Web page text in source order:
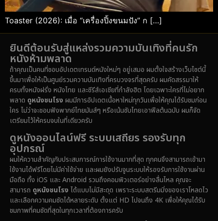
Toaster (2026): เมื่อ “เครื่องปิ้งขนมปัง” ก […]
ยินดีต้อนรับสู่แหล่งรวมความบันเทิงที่คนรัก
หนังห้ามพลาด
ถ้าคุณเป็นคนที่ชอบอัปเดตเทรนด์หนังใหม่ๆ อยู่เสมอ ผมตั้งใจสร้างเว็บไซต์นี้
ขึ้นมาเพื่อให้เป็นศูนย์รวมความบันเทิงที่ครบวงจรที่สุดครับ ผมคัดสรรมาให้
ครบทั้งหนังฝรั่ง หนังไทย และซีรีส์เอเชียที่กำลังฮิต โดยเฉพาะใครที่ไม่อยาก
พลาด ดูหนังชนโรง ผมมีการอัปเดตเนื้อหาใหม่ทุกวันเพื่อให้คุณได้รับชมก่อน
ใคร ไม่ว่าจะชอบฟังพากย์ไทยมันส์ๆ หรือเน้นซับไทยเอาฟีลต้นฉบับ ผมก็จัด
เตรียมไว้ให้ครบจบในที่เดียวครับ
ดูหนังออนไลน์ฟรี ระบบเสถียร รองรับทุก
อุปกรณ์
ผมให้ความสำคัญกับประสบการณ์การใช้งานมากที่สุด ทุกคนจึงสามารถเข้ามา
ใช้งานได้ฟรีโดยไม่มีค่าใช้จ่าย และผมยังปรับจูนระบบให้รองรับการใช้งานผ่าน
มือถือ ทั้ง iOS และ Android รวมถึงคอมพิวเตอร์อย่างลื่นไหล คุณจะ
สามารถ ดูหนังชนโรง ได้แบบไม่มีสะดุด เพราะระบบสตรีมมิ่งของเราโหลดไว
และเลือกความคมชัดได้หลายระดับ ตั้งแต่ HD ไปจนถึง 4K เพื่อให้คุณได้รับ
ชมภาพที่คมชัดที่สุดในทุกเวลาที่ต้องการครับ